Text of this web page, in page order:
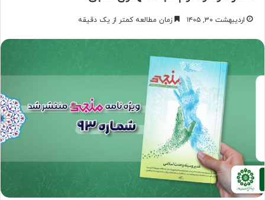
اردیبهشت ۳۰, ۱۴۰۵ زمان مطالعه کمتر از یک دقیقه